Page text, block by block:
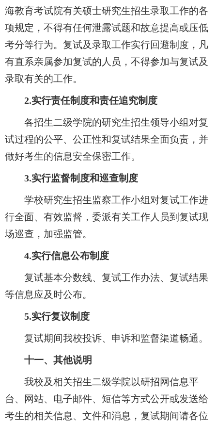
海教育考试院有关硕士研究生招生录取工作的各
项规定，不得有任何泄露试题和故意提高或压低
考分等行为。复试及录取工作实行回避制度，凡
有直系亲属参加复试的人员，不得参加与复试及
录取有关的工作。
2.实行责任制度和责任追究制度
各招生二级学院的研究生招生领导小组对复
试过程的公平、公正性和复试结果全面负责，并
做好考生的信息安全保密工作。
3.实行监督制度和巡查制度
学校研究生招生监察工作小组对复试工作进
行全面、有效监督，委派有关工作人员到复试现
场巡查，加强监管。
4.实行信息公布制度
复试基本分数线、复试工作办法、复试结果
等信息应及时公布。
5.实行复议制度
复试期间我校投诉、申诉和监督渠道畅通。
十一、其他说明
我校及相关招生二级学院以研招网信息平
台、网站、电子邮件、短信等方式公开或发送给
考生的相关信息、文件和消息， 复试期间请各位